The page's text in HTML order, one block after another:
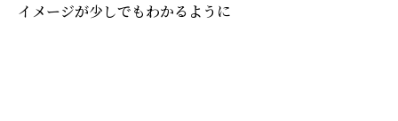
イメージが少しでもわかるように